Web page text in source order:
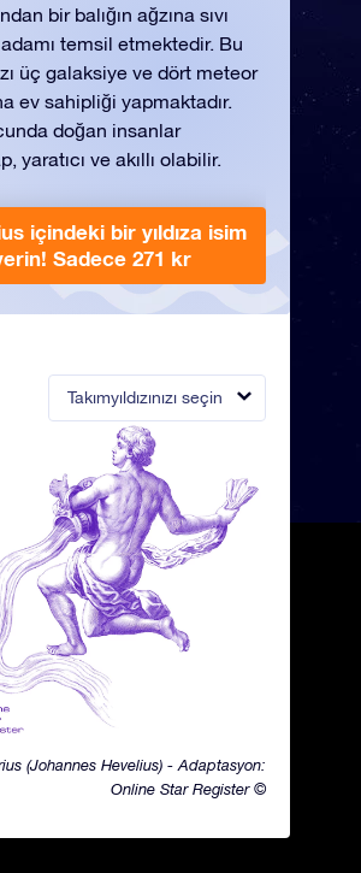
Takımyıldızınızı seçin
(Johannes Hevelius) - Adaptasyon:
Online Star Register ©
bir balığın ağzına sıvı
temsil etmektedir. Bu
üç galaksiye ve dört meteor
ev sahipliği yapmaktadır.
doğan insanlar
yaratıcı ve akıllı olabilir.
içindeki bir yıldıza isim
Sadece 271 kr